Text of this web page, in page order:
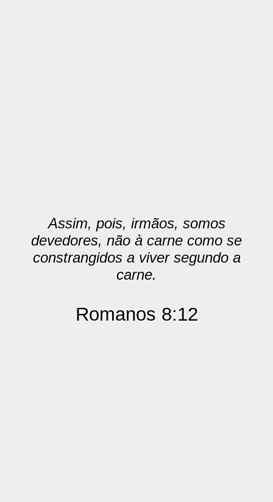
Assim, pois, irmãos, somos
devedores, não à carne como se
constrangidos a viver segundo a
carne.
Romanos 8:12